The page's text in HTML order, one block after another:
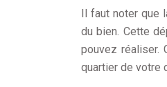
Il faut noter que
du bien. Cette
pouvez réaliser.
quartier de votre